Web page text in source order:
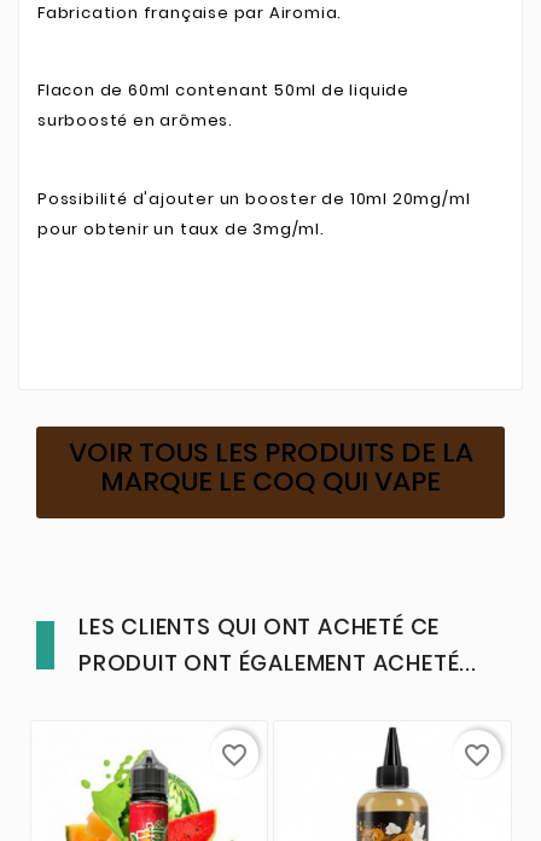
Fabrication française par Airomia.
Flacon de 60ml contenant 50ml de liquide
surboosté en arômes.
Possibilité d'ajouter un booster de 10ml 20mg/ml
pour obtenir un taux de 3mg/ml.
VOIR TOUS LES PRODUITS DE LA
MARQUE LE COQ QUI VAPE
LES CLIENTS QUI ONT ACHETÉ CE
PRODUIT ONT ÉGALEMENT ACHETÉ...
favorite_border favorite_border